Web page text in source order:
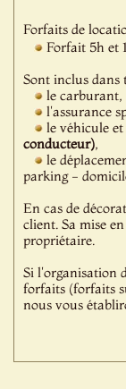
Forfaits de
Forfait 5h et
Sont inclus dans
le carburant,
l'assurance
le véhicule
conducteur),
le
parking -
En cas de
client. Sa mise
propriétaire.
Si l'organisation
forfaits (forfaits
nous vous